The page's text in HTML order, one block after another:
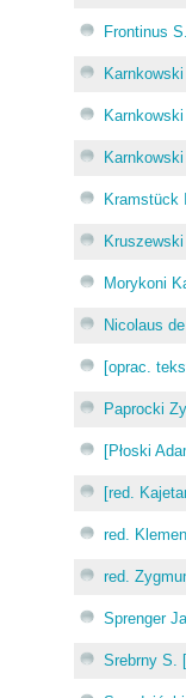
Frontinus
Kramstück
Morykoni
Nicolaus
[oprac.
Paprocki
[Płoski
[red.
red.
red.
Sprenger
Srebrny S.